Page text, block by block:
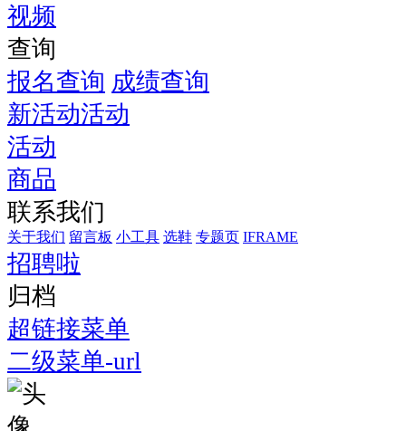
视频
查询
报名查询 成绩查询
新活动活动
活动
商品
联系我们
关于我们 留言板 小工具 选鞋 专题页 IFRAME
招聘啦
归档
超链接菜单
二级菜单-url